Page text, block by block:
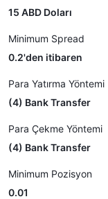
15 ABD Doları
Minimum Spread
0.2'den itibaren
Para Yatırma Yöntemi
(4) Bank Transfer
Para Çekme Yöntemi
(4) Bank Transfer
Minimum Pozisyon
0.01